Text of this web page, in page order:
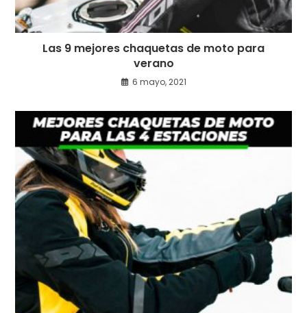
Las 9 mejores chaquetas de moto para
verano
6 mayo, 2021